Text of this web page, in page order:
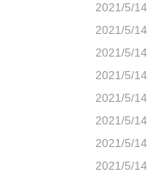
2021/5/14
2021/5/14
2021/5/14
2021/5/14
2021/5/14
2021/5/14
2021/5/14
2021/5/14